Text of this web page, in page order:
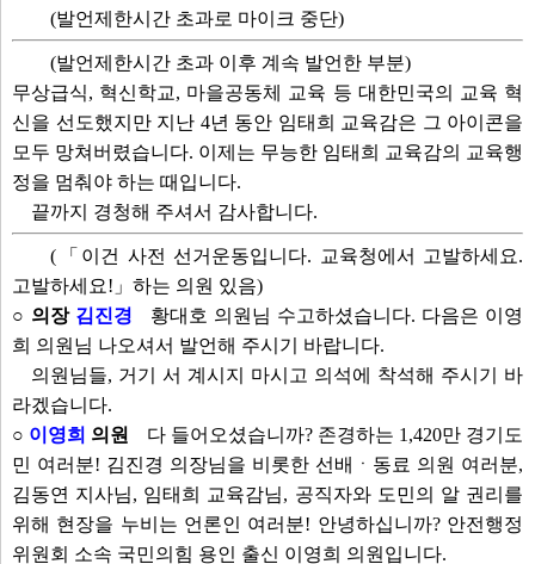
(발언제한시간 초과로 마이크 중단)
(발언제한시간 초과 이후 계속 발언한 부분)
무상급식, 혁신학교, 마을공동체 교육 등 대한민국의 교육 혁
신을 선도했지만 지난 4년 동안 임태희 교육감은 그 아이콘을
모두 망쳐버렸습니다. 이제는 무능한 임태희 교육감의 교육행
정을 멈춰야 하는 때입니다.
끝까지 경청해 주셔서 감사합니다.
(「이건 사전 선거운동입니다. 교육청에서 고발하세요.
고발하세요!」하는 의원 있음)
○ 의장 김진경
황대호 의원님 수고하셨습니다. 다음은 이영
희 의원님 나오셔서 발언해 주시기 바랍니다.
의원님들, 거기 서 계시지 마시고 의석에 착석해 주시기 바
라겠습니다.
○ 이영희 의원
다 들어오셨습니까? 존경하는 1,420만 경기도
민 여러분! 김진경 의장님을 비롯한 선배ㆍ동료 의원 여러분,
김동연 지사님, 임태희 교육감님, 공직자와 도민의 알 권리를
위해 현장을 누비는 언론인 여러분! 안녕하십니까? 안전행정
위원회 소속 국민의힘 용인 출신 이영희 의원입니다.